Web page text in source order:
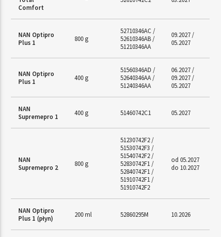
Comfort
NAN Optipro
Plus 1
800 g
52710346AC /
52610346AB /
51210346AA
09.2027 /
05.2027
NAN Optipro
Plus 1
400 g
51560346AD /
52640346AA /
51240346AA
06.2027 /
09.2027 /
05.2027
NAN
Supremepro 1
400 g 51460742C1 05.2027
NAN
Supremepro 2
800 g
51230742F2 /
51530742F3 /
51540742F2 /
52830742F1 /
52840742F1 /
51910742F1 /
51910742F2
od 05.2027
do 10.2027
NAN Optipro
Plus 1 (płyn)
200 ml 52860295M 10.2026